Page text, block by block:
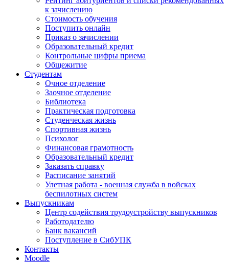
к зачислению
Стоимость обучения
Поступить онлайн
Приказ о зачислении
Образовательный кредит
Контрольные цифры приема
Общежитие
Студентам
Очное отделение
Заочное отделение
Библиотека
Практическая подготовка
Студенческая жизнь
Спортивная жизнь
Психолог
Финансовая грамотность
Образовательный кредит
Заказать справку
Расписание занятий
Улетная работа - военная служба в войсках
беспилотных систем
Выпускникам
Центр содействия трудоустройству выпускников
Работодателю
Банк вакансий
Поступление в СибУПК
Контакты
Moodle